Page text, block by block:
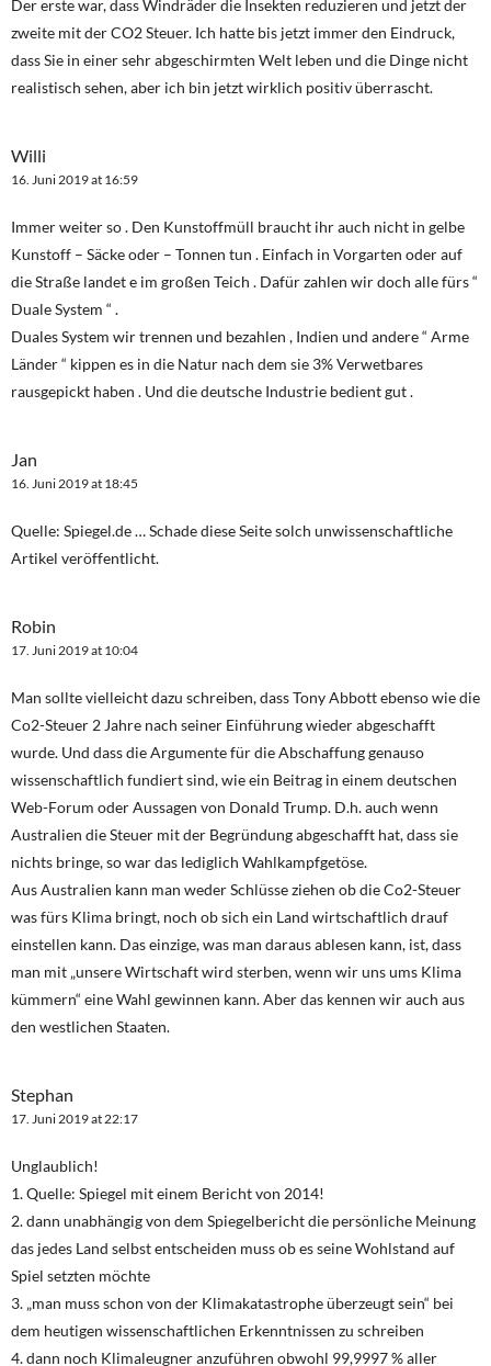
Der erste war, dass Windräder die Insekten reduzieren und jetzt der
zweite mit der CO2 Steuer. Ich hatte bis jetzt immer den Eindruck,
dass Sie in einer sehr abgeschirmten Welt leben und die Dinge nicht
realistisch sehen, aber ich bin jetzt wirklich positiv überrascht.
Willi
16. Juni 2019 at 16:59
Immer weiter so . Den Kunstoffmüll braucht ihr auch nicht in gelbe
Kunstoff – Säcke oder – Tonnen tun . Einfach in Vorgarten oder auf
die Straße landet e im großen Teich . Dafür zahlen wir doch alle fürs “
Duale System “ .
Duales System wir trennen und bezahlen , Indien und andere “ Arme
Länder “ kippen es in die Natur nach dem sie 3% Verwetbares
rausgepickt haben . Und die deutsche Industrie bedient gut .
Jan
16. Juni 2019 at 18:45
Quelle: Spiegel.de … Schade diese Seite solch unwissenschaftliche
Artikel veröffentlicht.
Robin
17. Juni 2019 at 10:04
Man sollte vielleicht dazu schreiben, dass Tony Abbott ebenso wie die
Co2-Steuer 2 Jahre nach seiner Einführung wieder abgeschafft
wurde. Und dass die Argumente für die Abschaffung genauso
wissenschaftlich fundiert sind, wie ein Beitrag in einem deutschen
Web-Forum oder Aussagen von Donald Trump. D.h. auch wenn
Australien die Steuer mit der Begründung abgeschafft hat, dass sie
nichts bringe, so war das lediglich Wahlkampfgetöse.
Aus Australien kann man weder Schlüsse ziehen ob die Co2-Steuer
was fürs Klima bringt, noch ob sich ein Land wirtschaftlich drauf
einstellen kann. Das einzige, was man daraus ablesen kann, ist, dass
man mit „unsere Wirtschaft wird sterben, wenn wir uns ums Klima
kümmern“ eine Wahl gewinnen kann. Aber das kennen wir auch aus
den westlichen Staaten.
Stephan
17. Juni 2019 at 22:17
Unglaublich!
1. Quelle: Spiegel mit einem Bericht von 2014!
2. dann unabhängig von dem Spiegelbericht die persönliche Meinung
das jedes Land selbst entscheiden muss ob es seine Wohlstand auf
Spiel setzten möchte
3. „man muss schon von der Klimakatastrophe überzeugt sein“ bei
dem heutigen wissenschaftlichen Erkenntnissen zu schreiben
4. dann noch Klimaleugner anzuführen obwohl 99,9997 % aller